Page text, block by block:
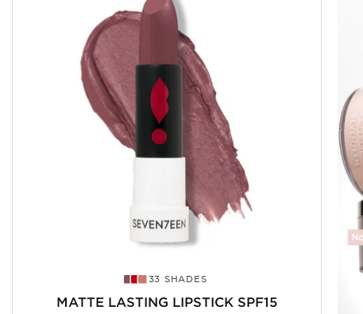
33 SHADES
MATTE LASTING LIPSTICK SPF15